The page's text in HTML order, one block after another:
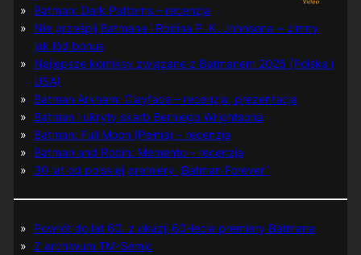
Batman: Dark Patterns – recenzja
Nie prześpij Batmana i Robina P. K. Johnsona + zimny
jak lód bonus
Najlepsze komiksy związane z Batmanem 2025 (Polska i
USA)
Batman Arkham: Clayface – recenzja, prezentacja
Batman i ukryty skarb Berniego Wrightsona
Batman: Full Moon (Pełnia) – recenzja
Batman and Robin: Memento – recenzja
30 lat od polskiej premiery „Batman Forever”
Powrót do lat 60. z okazji 60-lecia premiery Batmana
Z archiwum TM-Semic